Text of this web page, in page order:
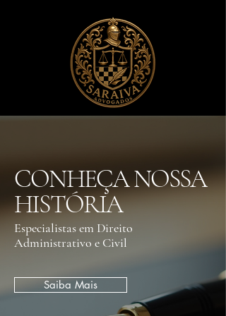
CONHEÇA NOSSA
HISTÓRIA
Especialistas em Direito
Administrativo e Civil
Saiba Mais